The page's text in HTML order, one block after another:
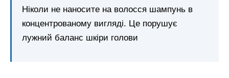
Ніколи не наносите на волосся шампунь в
концентрованому вигляді. Це порушує
лужний баланс шкіри голови